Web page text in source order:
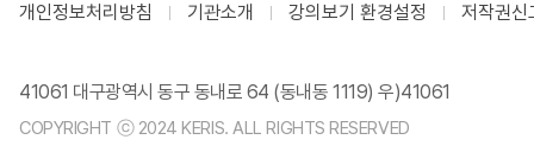
개인정보처리방침 기관소개 강의보기 환경설정 저작권신
41061 대구광역시 동구 동내로 64 (동내동 1119) 우)41061
COPYRIGHT ⓒ 2024 KERIS. ALL RIGHTS RESERVED